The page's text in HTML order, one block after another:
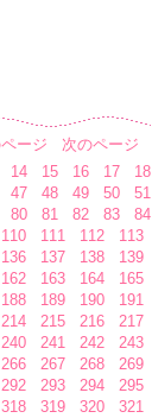
ージ
次のページ
14 15 16 17 18
47 48 49 50 51
80 81 82 83 84
110 111 112 113
136 137 138 139
162 163 164 165
188 189 190 191
214 215 216 217
240 241 242 243
266 267 268 269
292 293 294 295
318 319 320 321